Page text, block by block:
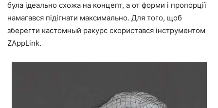
була ідеально схожа на концепт, а от форми і пропорції
намагався підігнати максимально. Для того, щоб
зберегти кастомный ракурс скористався інструментом
ZAppLink.